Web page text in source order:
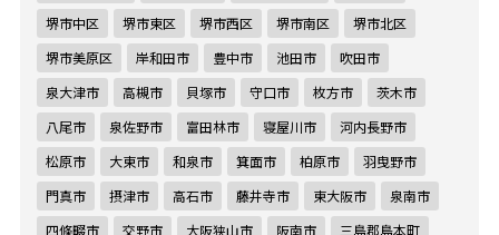
堺市中区
堺市東区 堺市西区 堺市南区
堺市北区
堺市美原区
岸和田市 豊中市 池田市
吹田市
泉大津市
高槻市 貝塚市 守口市 枚方市
茨木市
八尾市
泉佐野市 富田林市 寝屋川市
河内長野市
松原市
大東市 和泉市 箕面市 柏原市
羽曳野市
門真市
摂津市 高石市 藤井寺市 東大阪市
泉南市
四條畷市
交野市 大阪狭山市 阪南市
三島郡島本町